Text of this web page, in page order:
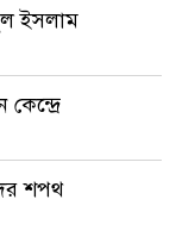
ইসলাম
শপথ